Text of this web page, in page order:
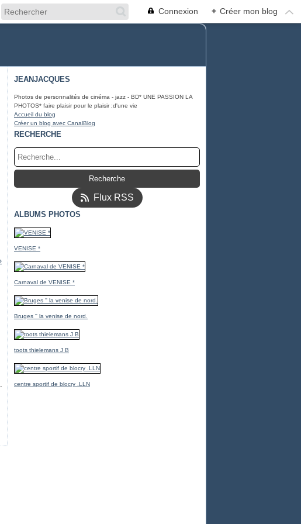
Connexion + Créer mon blog
JEANJACQUES
Photos de personnalités de cinéma - jazz - BD* UNE PASSION LA
PHOTOS* faire plaisir pour le plaisir ;d'une vie
Accueil du blog
Créer un blog avec CanalBlog
RECHERCHE
Flux RSS
ALBUMS PHOTOS
VENISE *
Carnaval de VENISE *
Bruges '' la venise de nord.
toots thielemans J B
centre sportif de blocry .LLN